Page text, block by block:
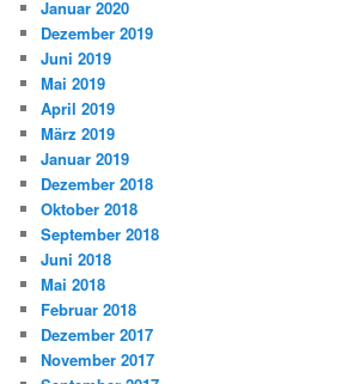
Januar 2020
Dezember 2019
Juni 2019
Mai 2019
April 2019
März 2019
Januar 2019
Dezember 2018
Oktober 2018
September 2018
Juni 2018
Mai 2018
Februar 2018
Dezember 2017
November 2017